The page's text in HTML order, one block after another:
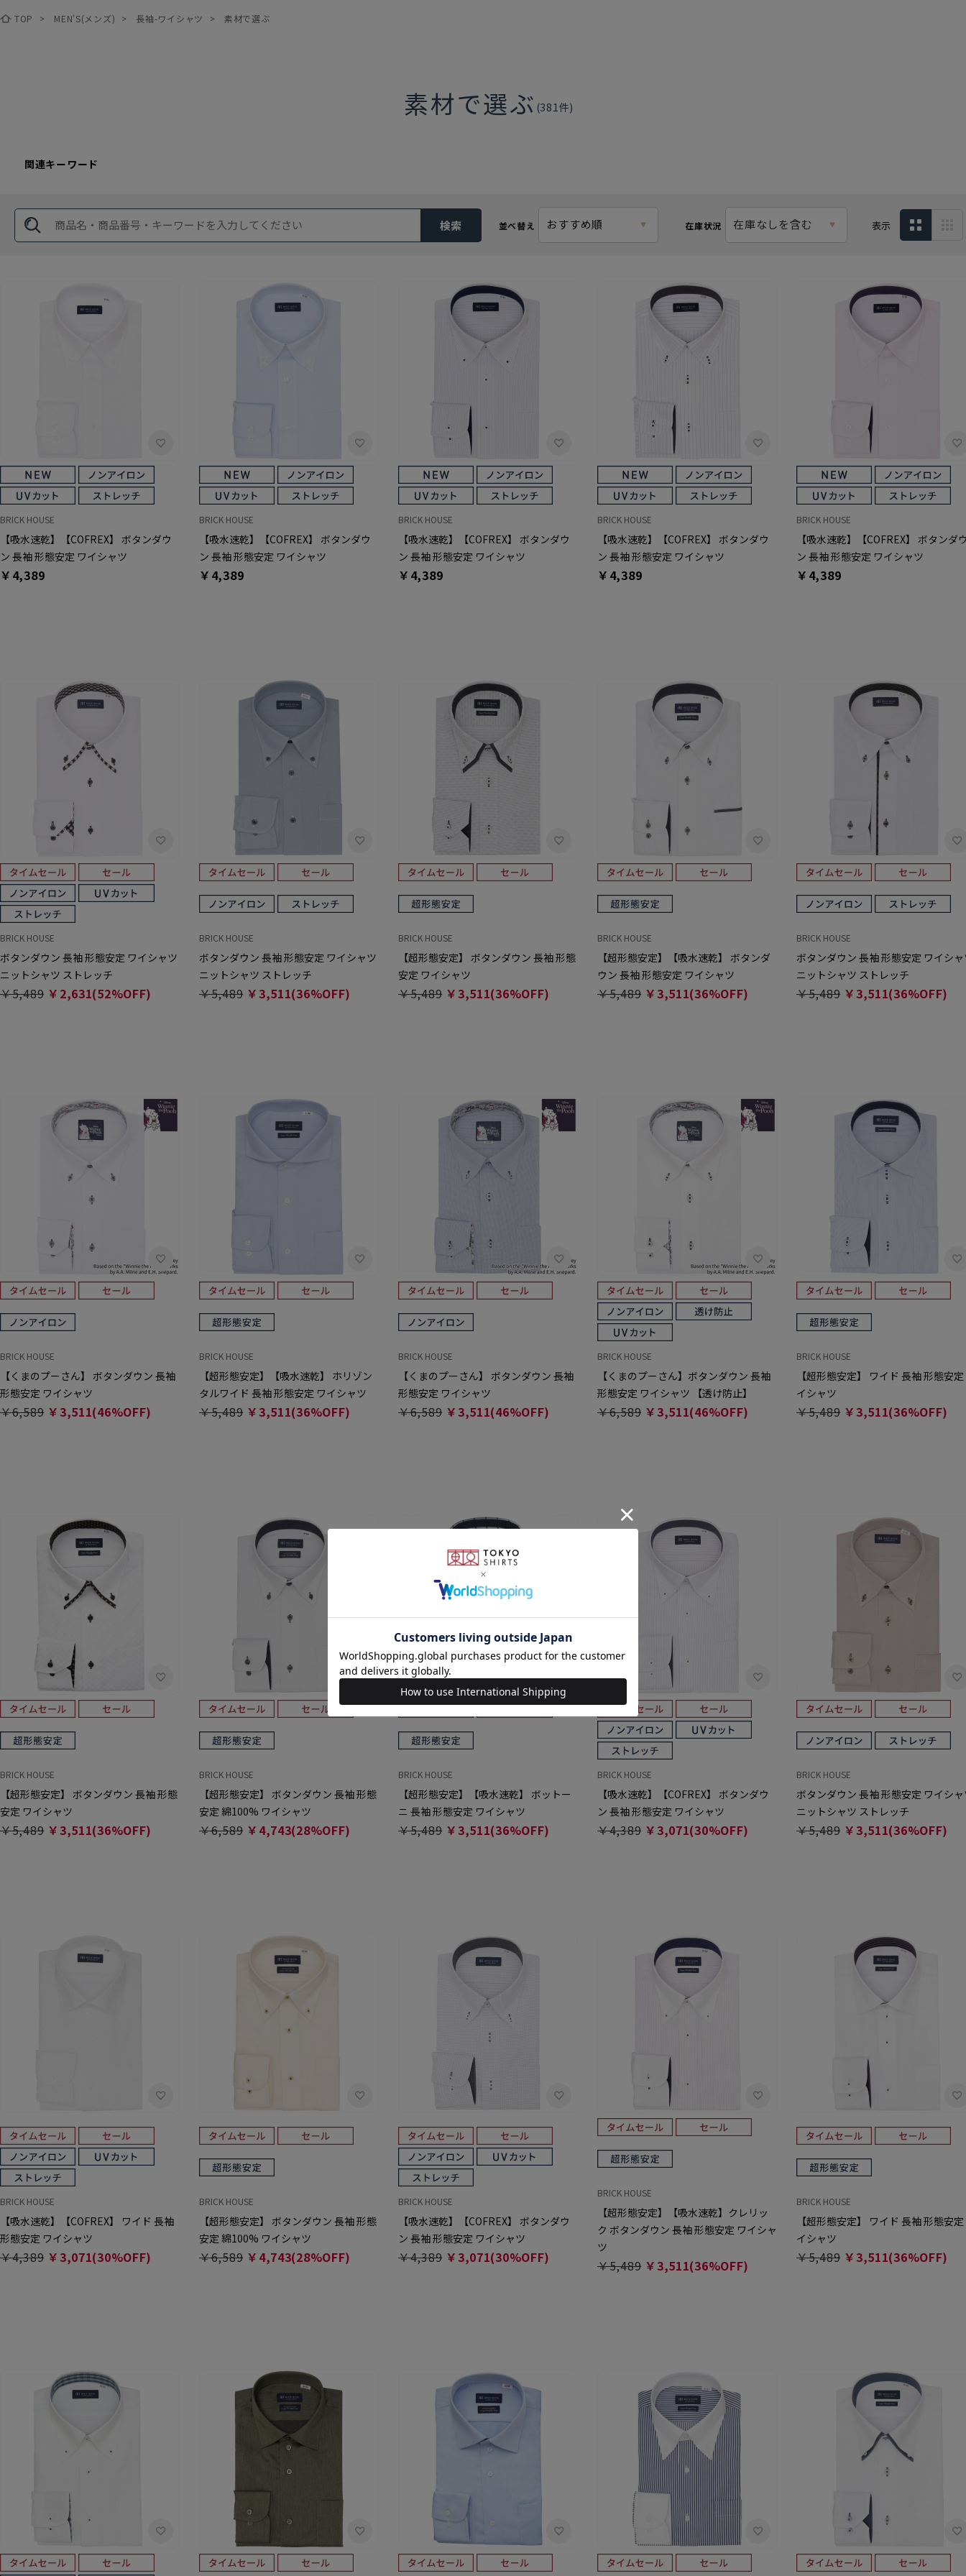
TOP > MEN'S(メンズ) > 長袖-ワイシャツ > 素材で選ぶ
素材で選ぶ (381件)
関連キーワード
検索 並べ替え おすすめ順 在庫状況 在庫なしを含む 表示
BRICK HOUSE
【吸水速乾】【COFREX】 ボタンダウ
ン 長袖 形態安定 ワイシャツ
￥4,389
BRICK HOUSE
【吸水速乾】【COFREX】 ボタンダウ
ン 長袖 形態安定 ワイシャツ
￥4,389
BRICK HOUSE
【吸水速乾】【COFREX】 ボタンダウ
ン 長袖 形態安定 ワイシャツ
￥4,389
BRICK HOUSE
【吸水速乾】【COFREX】 ボタンダウ
ン 長袖 形態安定 ワイシャツ
￥4,389
BRICK HOUSE
【吸水速乾】【COFREX】 ボタンダ
ン 長袖 形態安定 ワイシャツ
￥4,389
BRICK HOUSE
ボタンダウン 長袖 形態安定 ワイシャツ
ニットシャツ ストレッチ
￥5,489 ￥2,631(52%OFF)
BRICK HOUSE
ボタンダウン 長袖 形態安定 ワイシャツ
ニットシャツ ストレッチ
￥5,489 ￥3,511(36%OFF)
BRICK HOUSE
【超形態安定】 ボタンダウン 長袖 形態
安定 ワイシャツ
￥5,489 ￥3,511(36%OFF)
BRICK HOUSE
【超形態安定】【吸水速乾】 ボタンダ
ウン 長袖 形態安定 ワイシャツ
￥5,489 ￥3,511(36%OFF)
BRICK HOUSE
ボタンダウン 長袖 形態安定 ワイシ
ニットシャツ ストレッチ
￥5,489 ￥3,511(36%OFF)
BRICK HOUSE
【くまのプーさん】 ボタンダウン 長袖
形態安定 ワイシャツ
￥6,589 ￥3,511(46%OFF)
BRICK HOUSE
【超形態安定】【吸水速乾】 ホリゾン
タルワイド 長袖 形態安定 ワイシャツ
￥5,489 ￥3,511(36%OFF)
BRICK HOUSE
【くまのプーさん】 ボタンダウン 長袖
形態安定 ワイシャツ
￥6,589 ￥3,511(46%OFF)
BRICK HOUSE
【くまのプーさん】ボタンダウン 長袖
形態安定 ワイシャツ 【透け防止】
￥6,589 ￥3,511(46%OFF)
BRICK HOUSE
【超形態安定】 ワイド 長袖 形態安
イシャツ
￥5,489 ￥3,511(36%OFF)
BRICK HOUSE
【超形態安定】 ボタンダウン 長袖 形態
安定 ワイシャツ
￥5,489 ￥3,511(36%OFF)
BRICK HOUSE
【超形態安定】 ボタンダウン 長袖 形態
安定 綿100% ワイシャツ
￥6,589 ￥4,743(28%OFF)
BRICK HOUSE
【超形態安定】【吸水速乾】 ボットー
ニ 長袖 形態安定 ワイシャツ
￥5,489 ￥3,511(36%OFF)
BRICK HOUSE
【吸水速乾】【COFREX】 ボタンダウ
ン 長袖 形態安定 ワイシャツ
￥4,389 ￥3,071(30%OFF)
BRICK HOUSE
ボタンダウン 長袖 形態安定 ワイシ
ニットシャツ ストレッチ
￥5,489 ￥3,511(36%OFF)
BRICK HOUSE
【吸水速乾】【COFREX】 ワイド 長袖
形態安定 ワイシャツ
￥4,389 ￥3,071(30%OFF)
BRICK HOUSE
【超形態安定】 ボタンダウン 長袖 形態
安定 綿100% ワイシャツ
￥6,589 ￥4,743(28%OFF)
BRICK HOUSE
【吸水速乾】【COFREX】 ボタンダウ
ン 長袖 形態安定 ワイシャツ
￥4,389 ￥3,071(30%OFF)
BRICK HOUSE
【超形態安定】【吸水速乾】クレリッ
ク ボタンダウン 長袖 形態安定 ワイシャ
ツ
￥5,489 ￥3,511(36%OFF)
BRICK HOUSE
【超形態安定】 ワイド 長袖 形態安
イシャツ
￥5,489 ￥3,511(36%OFF)